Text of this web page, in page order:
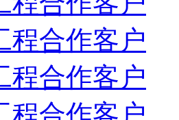
程合作客户
程合作客户